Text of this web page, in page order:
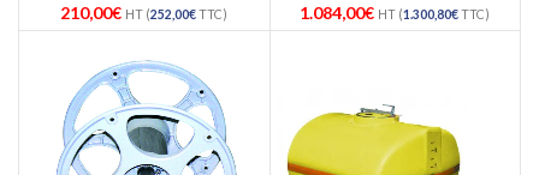
210,00€ HT (252,00€TTC)
1.084,00€ HT (1.300,80€TTC)